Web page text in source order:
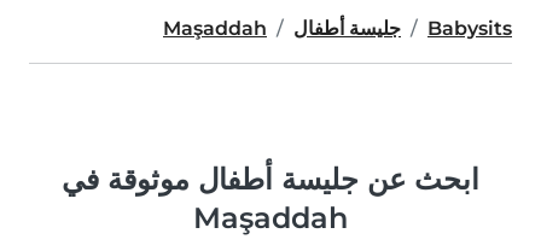
Babysits جليسة أطفال Maşaddah
ابحث عن جليسة أطفال موثوقة في
Maşaddah